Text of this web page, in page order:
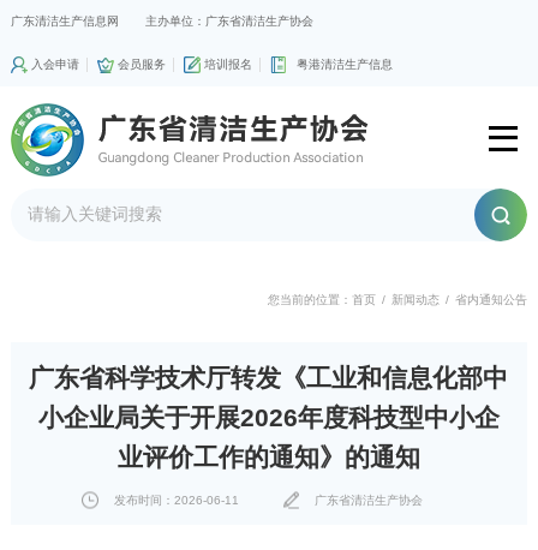
广东清洁生产信息网 主办单位：广东省清洁生产协会
入会申请 会员服务 培训报名 粤港清洁生产信息
您当前的位置：首页 / 新闻动态 / 省内通知公告
广东省科学技术厅转发《工业和信息化部中
小企业局关于开展2026年度科技型中小企
业评价工作的通知》的通知
发布时间：2026-06-11 广东省清洁生产协会